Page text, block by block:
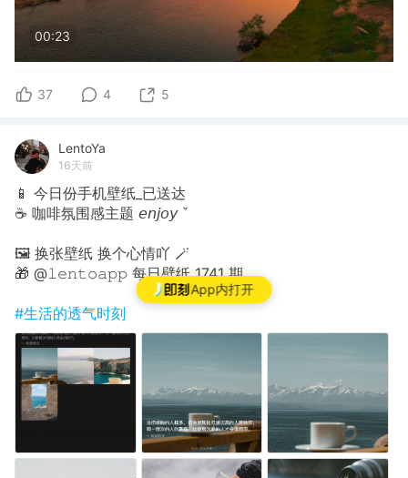
App内打开
00:23
37 4 5
LentoYa
16天前
📱 今日份手机壁纸_已送达
☕️ 咖啡氛围感主题 𝘦𝘯𝘫𝘰𝘺 ˇ
🖼 换张壁纸 换个心情吖 🪄
🎁 @𝚕𝚎𝚗𝚝𝚘𝚊𝚙𝚙 每日壁纸 1741 期
#生活的透气时刻